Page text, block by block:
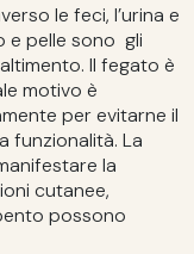
le feci, l’urina e
e pelle sono gli
Il fegato è
motivo è
per evitarne il
funzionalità. La
la
cutanee,
possono